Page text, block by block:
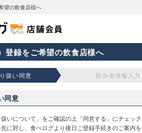
望の飲食店様へ
登録をご希望の飲食店様へ
扱い同意 担当者情報入力
同意
いについて」をご確認の上「同意する」にチェッ
に対し、食べログより後日ご登録手続きのご案内